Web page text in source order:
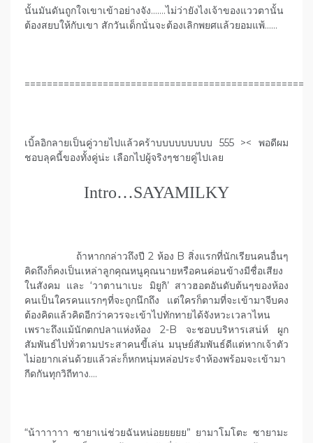
นั้นมันดันถูกใจเขาเข้าอย่างจัง…….ไม่ว่ายังไงเจ้าของแววตานั้น
ต้องสยบให้กับเขา สักวันเด็กนั่นจะต้องเลิกพยศแล้วยอมแพ้……
==================================================
เบิ้ลอิกลายเป็นคู่วายไปแล้วคร้าบบบบบบบบบ 555 >< พอดีผม
ชอบลุคนี้ของทั้งคู่น่ะ เลือกไปผู้จริงๆชายคู่ไปเลย
Intro…SAYAMILKY
ถ้าหากกล่าวถึงปี 2 ห้อง B สิ่งแรกที่นักเรียนคนอื่นๆ
คิดถึงก็คงเป็นเหล่าลูกคุณหนูคุณนายหรือคนค่อนข้างมีชื่อเสียง
ในสังคม และ ‘วาตานาเบะ มิยูกิ’ สาวฮอตอันดับต้นๆของห้อง
คนเป็นใครคนแรกๆที่จะถูกนึกถึง แต่ใครก็ตามที่จะเข้ามาจีบคง
ต้องคิดแล้วคิดอีกว่าควรจะเข้าไปทักทายได้จังหวะเวลาไหน
เพราะถึงแม้นักตกปลาแห่งห้อง 2-B จะชอบบริหารเสน่ห์ ผูก
สัมพันธ์ไปทั่วตามประสาคนขี้เล่น มนุษย์สัมพันธ์ดีแต่หากเจ้าตัว
ไม่อยากเล่นด้วยแล้วล่ะก็หกหนุ่มหล่อประจำห้องพร้อมจะเข้ามา
กีดกันทุกวิถีทาง….
“น้าาาาาา ซายาเน่ช่วยฉันหน่อยยยยย” ยามาโมโตะ ซายามะ